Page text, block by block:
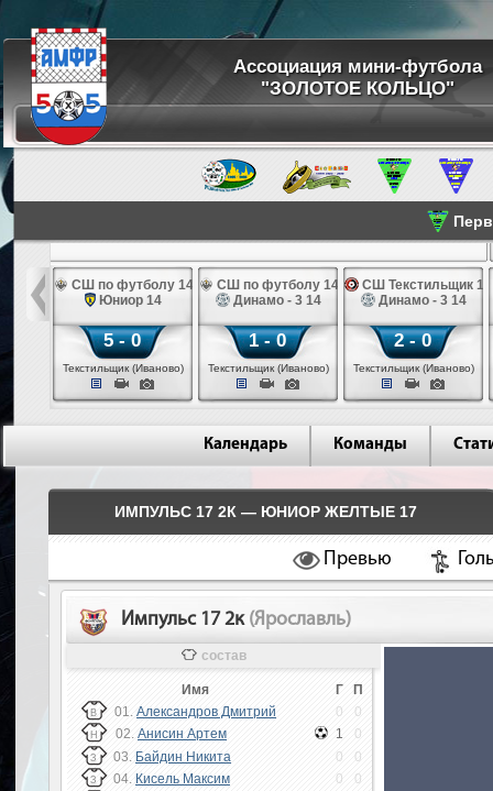
Ассоциация мини-футбола
"ЗОЛОТОЕ КОЛЬЦО"
14
14
СШ по футболу 14
Юниор 14
5 - 0
Текстильщик (Иваново)
СШ по футболу 14
Динамо - 3 14
1 - 0
Текстильщик (Иваново)
СШ Текстильщик 14
Динамо - 3 14
2 - 0
Текстильщик (Иваново)
Календарь Команды
ИМПУЛЬС 17 2К — ЮНИОР ЖЕЛТЫЕ 17
Превью
Импульс 17 2к (Ярославль)
состав
Имя Г П
В 01. Александров Дмитрий 0 0
Н 02. Анисин Артем 1 0
З 03. Байдин Никита 0 0
З 04. Кисель Максим 0 0